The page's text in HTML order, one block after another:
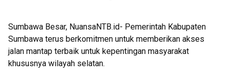
Sumbawa Besar, NuansaNTB.id- Pemerintah Kabupaten
Sumbawa terus berkomitmen untuk memberikan akses
jalan mantap terbaik untuk kepentingan masyarakat
khususnya wilayah selatan.